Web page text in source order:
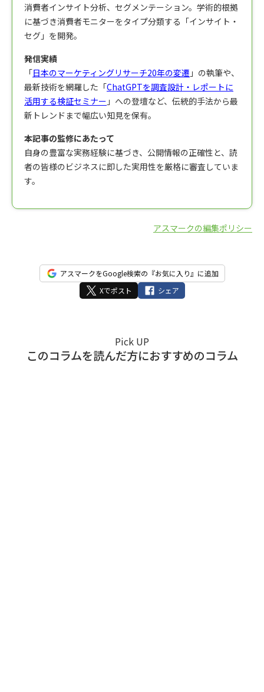
消費者インサイト分析、セグメンテーション。学術的根拠
に基づき消費者モニターをタイプ分類する「インサイト・
セグ」を開発。
発信実績
「日本のマーケティングリサーチ20年の変遷 」の執筆や、
最新技術を網羅した「ChatGPTを調査設計・レポートに
活用する検証セミナー 」への登壇など、伝統的手法から最
新トレンドまで幅広い知見を保有。
本記事の監修にあたって
自身の豊富な実務経験に基づき、公開情報の正確性と、読
者の皆様のビジネスに即した実用性を厳格に審査していま
す。
アスマークの編集ポリシー
アスマークをGoogle検索の『お気に入り』に追加
Xでポスト
シェア
Pick UP
このコラムを読んだ方におすすめのコラム